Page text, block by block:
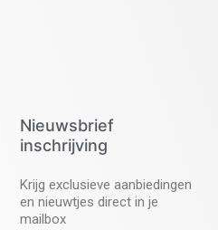
Nieuwsbrief
inschrijving
Krijg exclusieve aanbiedingen
en nieuwtjes direct in je
mailbox